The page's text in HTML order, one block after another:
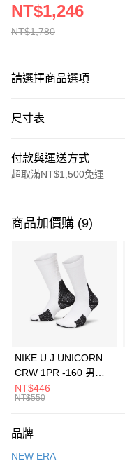
NT$1,780
NT$1,246
請選擇商品選項
尺寸表
付款與運送方式
超取滿NT$1,500免運
信用卡一次付款
3 期 0 利率 每期
合作金庫商業銀行
華南商業銀行
上海商業儲蓄銀行
元大商業銀行
台灣樂天信用卡公司
Apple Pay
全盈+PAY
AFTEE先享後付
【關於「AFTEE先享後付」】
便利好安心！
運送方式
商品加價購 (9)
NIKE U J UNICORN
CRW 1PR -160 男女
中統襪 FZ3393100
NT$446
NT$550
品牌
NEW ERA